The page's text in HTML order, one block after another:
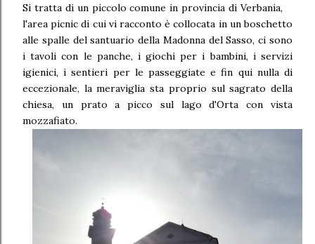
Si tratta di un piccolo comune in provincia di Verbania,
l'area picnic di cui vi racconto è collocata in un boschetto
alle spalle del santuario della Madonna del Sasso, ci sono
i tavoli con le panche, i giochi per i bambini, i servizi
igienici, i sentieri per le passeggiate e fin qui nulla di
eccezionale, la meraviglia sta proprio sul sagrato della
chiesa, un prato a picco sul lago d'Orta con vista
mozzafiato.